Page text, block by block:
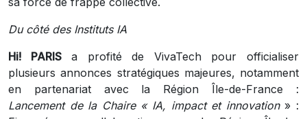
Du côté des Instituts IA
Hi! PARISa profité de VivaTech pour officialiser
plusieurs annonces stratégiques majeures, notamment
en partenariat avec la Région Île-de-France :
Lancement de la Chaire « IA, impact et innovation» :